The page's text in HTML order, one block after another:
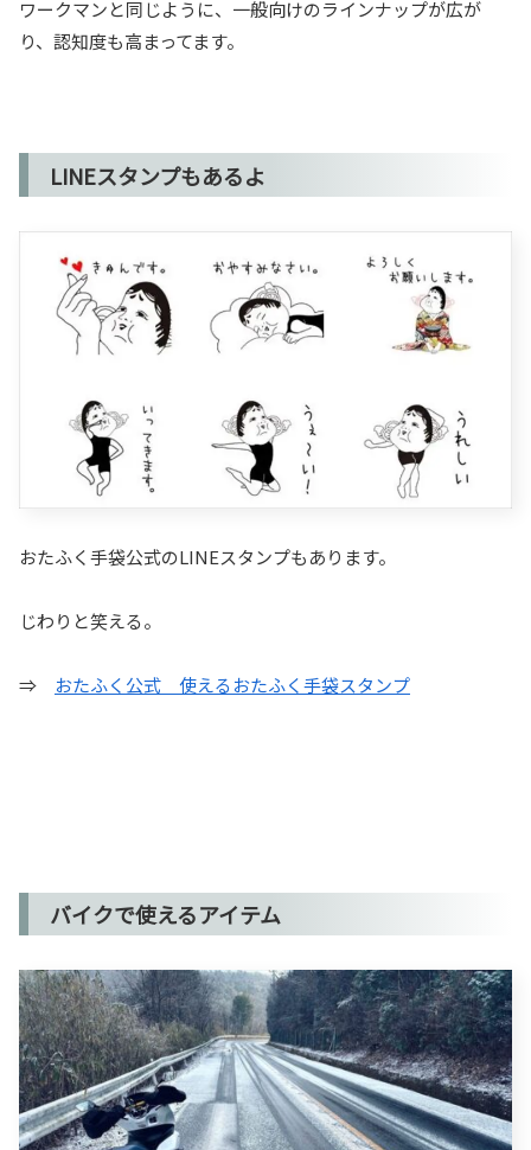
ワークマンと同じように、一般向けのラインナップが広が
り、認知度も高まってます。
LINEスタンプもあるよ
おたふく手袋公式のLINEスタンプもあります。
じわりと笑える。
⇒ おたふく公式 使えるおたふく手袋スタンプ
バイクで使えるアイテム